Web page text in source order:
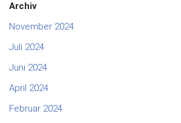
Archiv
November 2024
Juli 2024
Juni 2024
April 2024
Februar 2024